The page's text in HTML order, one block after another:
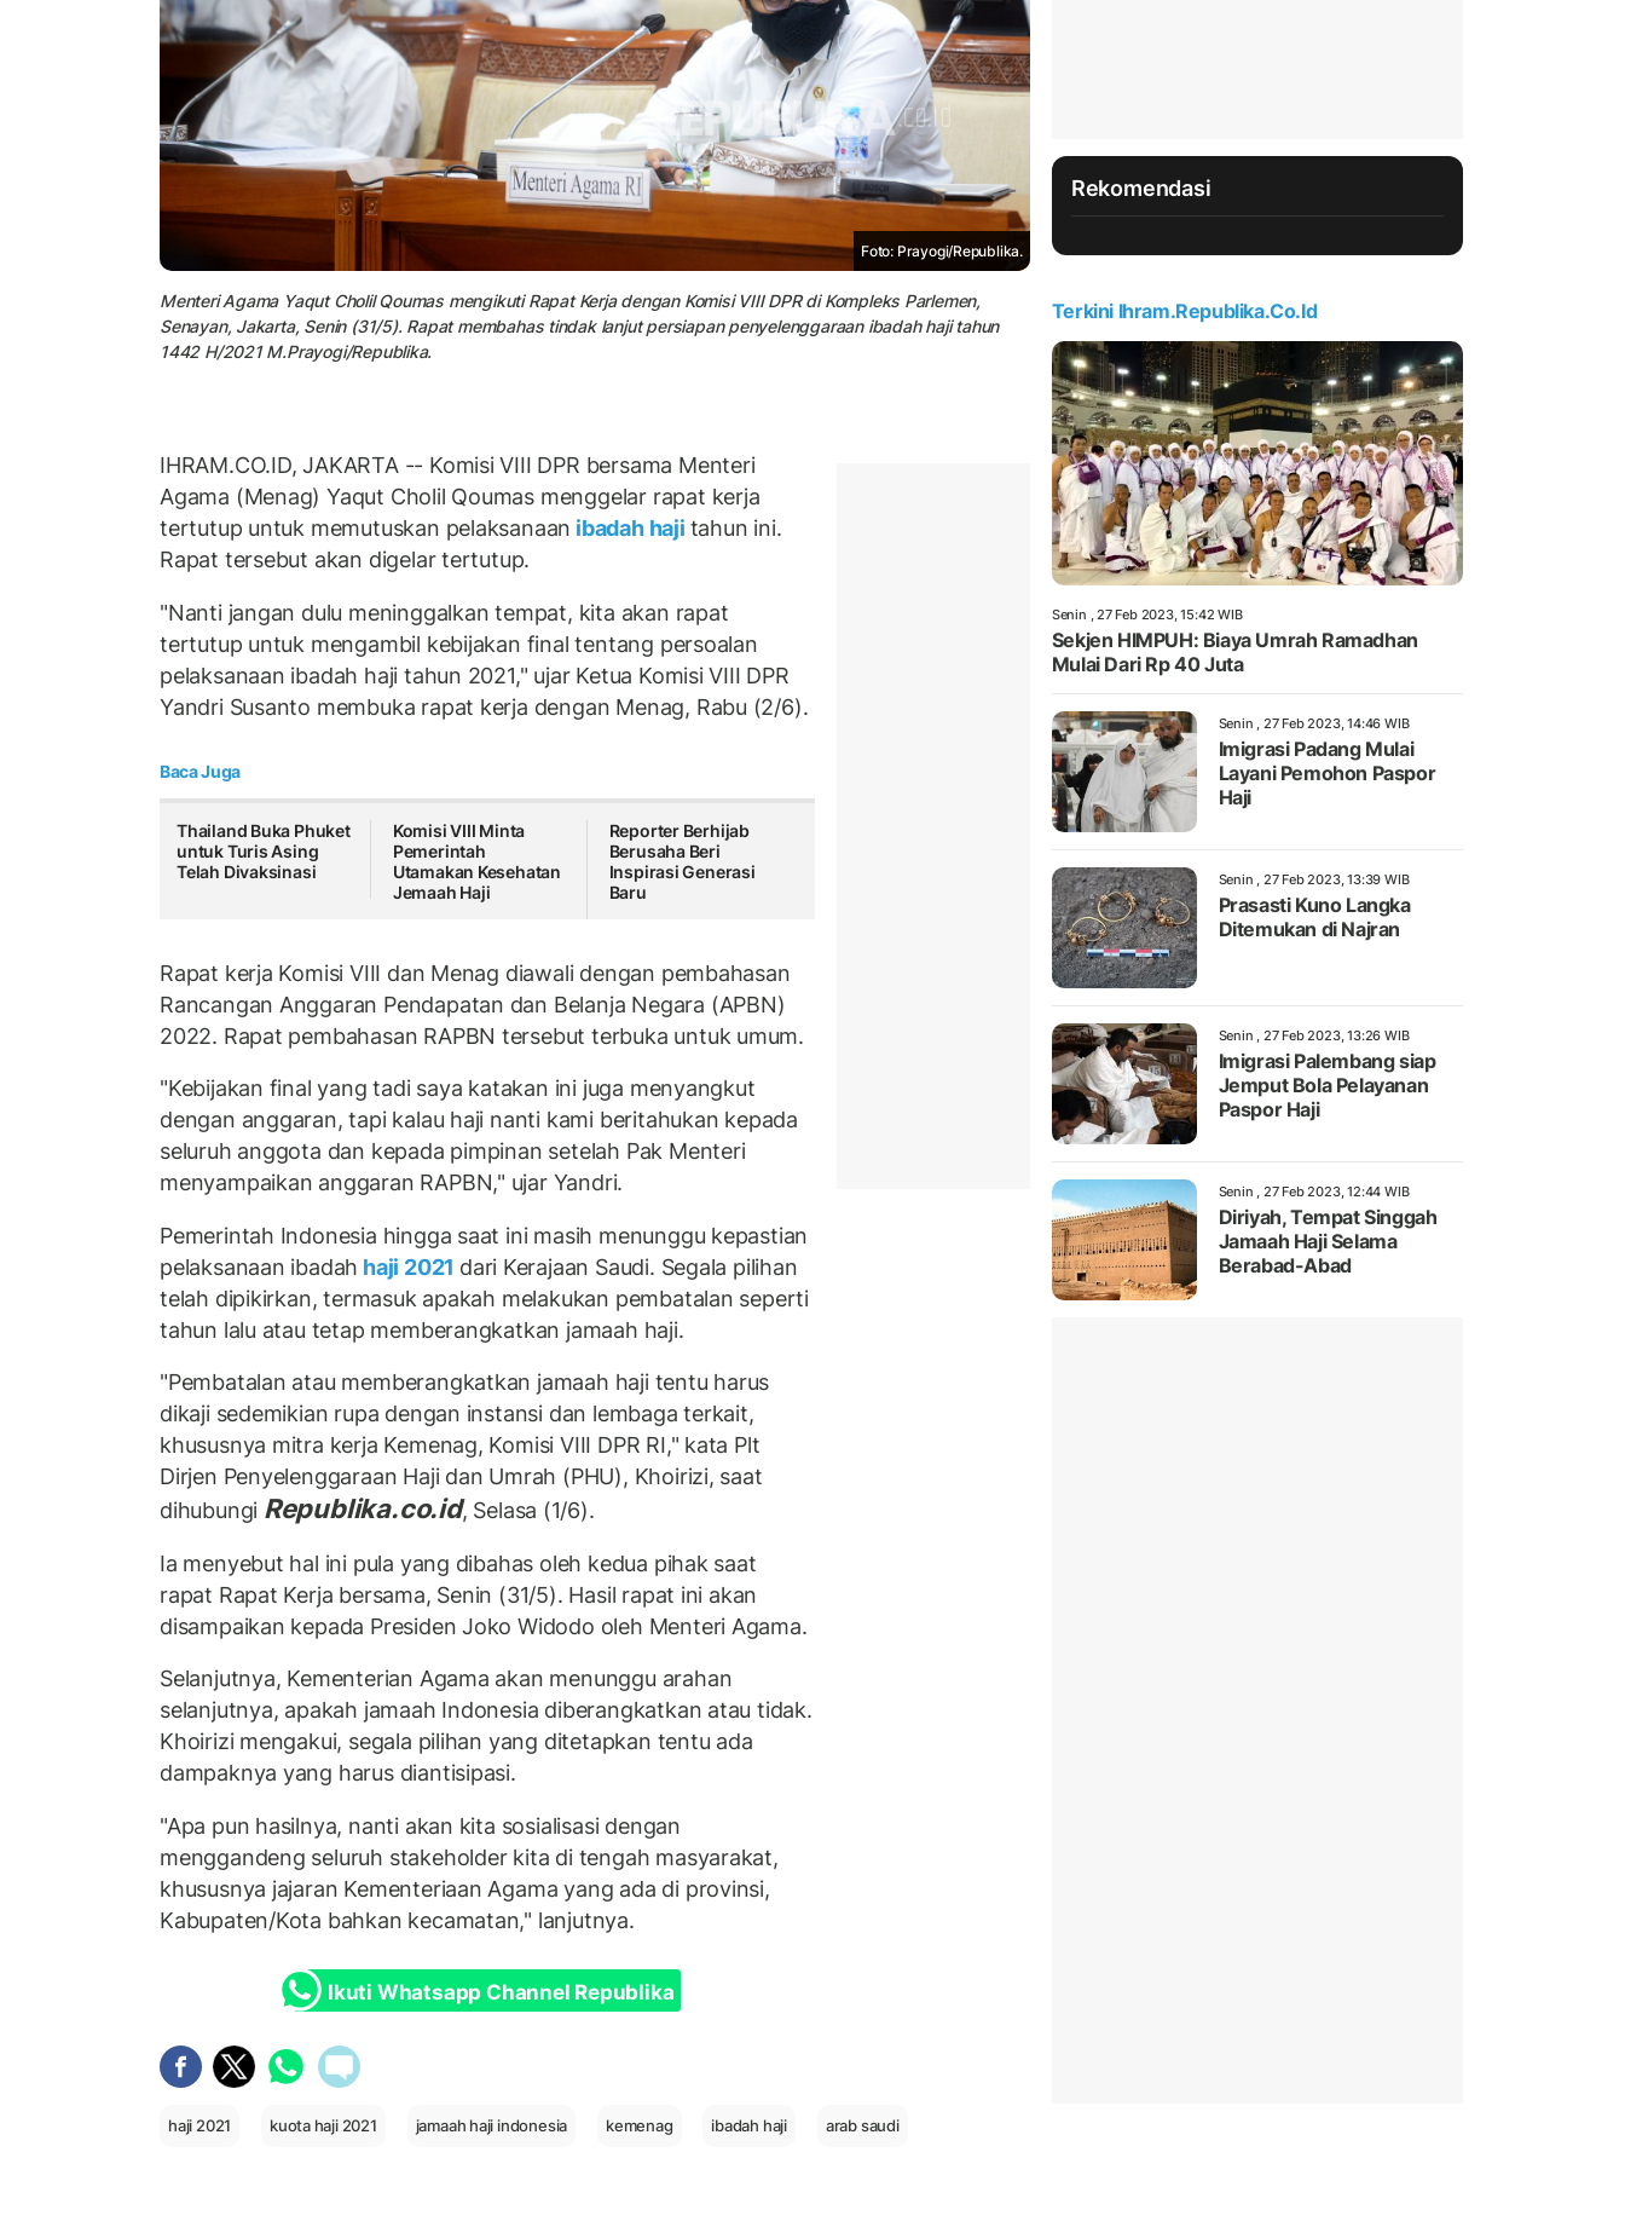
Foto: Prayogi/Republika.
Menteri Agama Yaqut Cholil Qoumas mengikuti Rapat Kerja dengan Komisi VIII DPR di Kompleks Parlemen,
Senayan, Jakarta, Senin (31/5). Rapat membahas tindak lanjut persiapan penyelenggaraan ibadah haji tahun
1442 H/2021 M.Prayogi/Republika.
IHRAM.CO.ID, JAKARTA -- Komisi VIII DPR bersama Menteri
Agama (Menag) Yaqut Cholil Qoumas menggelar rapat kerja
tertutup untuk memutuskan pelaksanaan ibadah haji tahun ini.
Rapat tersebut akan digelar tertutup.
"Nanti jangan dulu meninggalkan tempat, kita akan rapat
tertutup untuk mengambil kebijakan final tentang persoalan
pelaksanaan ibadah haji tahun 2021," ujar Ketua Komisi VIII DPR
Yandri Susanto membuka rapat kerja dengan Menag, Rabu (2/6).
Baca Juga
Thailand Buka Phuket
untuk Turis Asing
Telah Divaksinasi
Komisi VIII Minta
Pemerintah
Utamakan Kesehatan
Jemaah Haji
Reporter Berhijab
Berusaha Beri
Inspirasi Generasi
Baru
Rapat kerja Komisi VIII dan Menag diawali dengan pembahasan
Rancangan Anggaran Pendapatan dan Belanja Negara (APBN)
2022. Rapat pembahasan RAPBN tersebut terbuka untuk umum.
"Kebijakan final yang tadi saya katakan ini juga menyangkut
dengan anggaran, tapi kalau haji nanti kami beritahukan kepada
seluruh anggota dan kepada pimpinan setelah Pak Menteri
menyampaikan anggaran RAPBN," ujar Yandri.
Pemerintah Indonesia hingga saat ini masih menunggu kepastian
pelaksanaan ibadah haji 2021 dari Kerajaan Saudi. Segala pilihan
telah dipikirkan, termasuk apakah melakukan pembatalan seperti
tahun lalu atau tetap memberangkatkan jamaah haji.
"Pembatalan atau memberangkatkan jamaah haji tentu harus
dikaji sedemikian rupa dengan instansi dan lembaga terkait,
khususnya mitra kerja Kemenag, Komisi VIII DPR RI," kata Plt
Dirjen Penyelenggaraan Haji dan Umrah (PHU), Khoirizi, saat
dihubungi Republika.co.id, Selasa (1/6).
Ia menyebut hal ini pula yang dibahas oleh kedua pihak saat
rapat Rapat Kerja bersama, Senin (31/5). Hasil rapat ini akan
disampaikan kepada Presiden Joko Widodo oleh Menteri Agama.
Selanjutnya, Kementerian Agama akan menunggu arahan
selanjutnya, apakah jamaah Indonesia diberangkatkan atau tidak.
Khoirizi mengakui, segala pilihan yang ditetapkan tentu ada
dampaknya yang harus diantisipasi.
"Apa pun hasilnya, nanti akan kita sosialisasi dengan
menggandeng seluruh stakeholder kita di tengah masyarakat,
khususnya jajaran Kementeriaan Agama yang ada di provinsi,
Kabupaten/Kota bahkan kecamatan," lanjutnya.
Ikuti Whatsapp Channel Republika
haji 2021 kuota haji 2021 jamaah haji indonesia kemenag ibadah haji arab saudi
Rekomendasi
Terkini Ihram.republika.co.id
Senin , 27 Feb 2023, 15:42 WIB
Sekjen HIMPUH: Biaya Umrah Ramadhan
Mulai Dari Rp 40 Juta
Senin , 27 Feb 2023, 14:46 WIB
Imigrasi Padang Mulai
Layani Pemohon Paspor
Haji
Senin , 27 Feb 2023, 13:39 WIB
Prasasti Kuno Langka
Ditemukan di Najran
Senin , 27 Feb 2023, 13:26 WIB
Imigrasi Palembang siap
Jemput Bola Pelayanan
Paspor Haji
Senin , 27 Feb 2023, 12:44 WIB
Diriyah, Tempat Singgah
Jamaah Haji Selama
Berabad-Abad